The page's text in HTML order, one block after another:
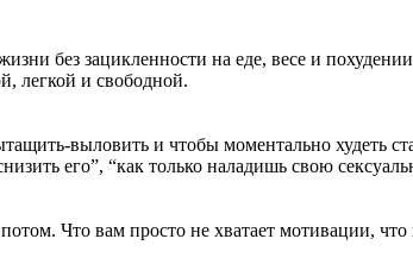
без зацикленности на еде, весе и
легкой и свободной.
выловить и чтобы моментально худеть
его”, “как только наладишь свою
Что вам просто не хватает мотивации,